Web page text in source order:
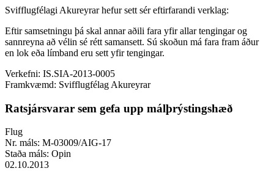
Svifflugfélagi Akureyrar hefur sett sér eftirfarandi verklag:
Eftir samsetningu þá skal annar aðili fara yfir allar tengingar og
sannreyna að vélin sé rétt samansett. Sú skoðun má fara fram áður
en lok eða límband eru sett yfir tengingar.
Verkefni: IS.SIA-2013-0005
Framkvæmd: Svifflugfélag Akureyrar
Ratsjársvarar sem gefa upp málþrýstingshæð
Flug
Nr. máls: M-03009/AIG-17
Staða máls: Opin
02.10.2013